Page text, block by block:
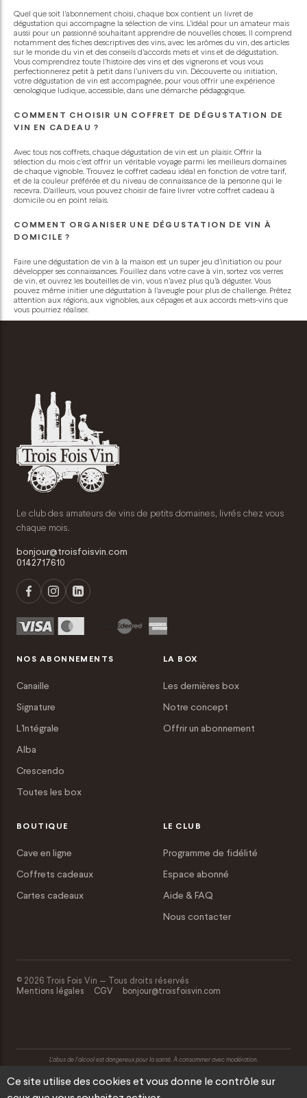
Quel que soit l’abonnement choisi, chaque box contient un livret de
dégustation qui accompagne la sélection de vins. L’idéal pour un amateur mais
aussi pour un passionné souhaitant apprendre de nouvelles choses. Il comprend
notamment des fiches descriptives des vins, avec les arômes du vin, des articles
sur le monde du vin et des conseils d’accords mets et vins et de dégustation.
Vous comprendrez toute l’histoire des vins et des vignerons et vous vous
perfectionnerez petit à petit dans l’univers du vin. Découverte ou initiation,
votre dégustation de vin est accompagnée, pour vous offrir une expérience
œnologique ludique, accessible, dans une démarche pédagogique.
COMMENT CHOISIR UN COFFRET DE DÉGUSTATION DE
VIN EN CADEAU ?
Avec tous nos coffrets, chaque dégustation de vin est un plaisir. Offrir la
sélection du mois c’est offrir un véritable voyage parmi les meilleurs domaines
de chaque vignoble. Trouvez le coffret cadeau idéal en fonction de votre tarif,
et de la couleur préférée et du niveau de connaissance de la personne qui le
recevra. D’ailleurs, vous pouvez choisir de faire livrer votre coffret cadeau à
domicile ou en point relais.
COMMENT ORGANISER UNE DÉGUSTATION DE VIN À
DOMICILE ?
Faire une dégustation de vin à la maison est un super jeu d’initiation ou pour
développer ses connaissances. Fouillez dans votre cave à vin, sortez vos verres
de vin, et ouvrez les bouteilles de vin, vous n’avez plus qu’à déguster. Vous
pouvez même initier une dégustation à l’aveugle pour plus de challenge. Prêtez
attention aux régions, aux vignobles, aux cépages et aux accords mets-vins que
vous pourriez réaliser.
Le club des amateurs de vins de petits domaines, livrés chez vous
chaque mois.
bonjour@troisfoisvin.com
0142717610
NOS ABONNEMENTS
Canaille
Signature
L'Intégrale
Alba
Crescendo
Toutes les box
LA BOX
Les dernières box
Notre concept
Offrir un abonnement
BOUTIQUE
Cave en ligne
Coffrets cadeaux
Cartes cadeaux
LE CLUB
Programme de fidélité
Espace abonné
Aide & FAQ
Nous contacter
© 2026 Trois Fois Vin — Tous droits réservés
Mentions légales
CGV bonjour@troisfoisvin.com
L’abus de l’alcool est dangereux pour la santé. À consommer avec modération.
Ce site utilise des cookies et vous donne le contrôle sur